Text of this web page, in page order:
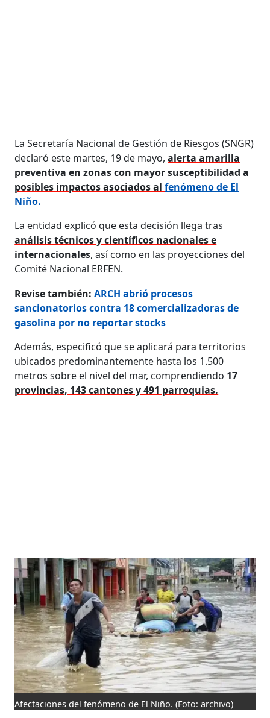
La Secretaría Nacional de Gestión de Riesgos (SNGR)
declaró este martes, 19 de mayo,alerta amarilla
preventiva en zonas con mayor susceptibilidad a
posibles impactos asociados alfenómeno de El
Niño.
La entidad explicó que esta decisión llega tras
análisis técnicos y científicos nacionales e
internacionales, así como en las proyecciones del
Comité Nacional ERFEN.
Revise también:ARCH abrió procesos
sancionatorios contra 18 comercializadoras de
gasolina por no reportar stocks
Además, especificó que se aplicará para territorios
ubicados predominantemente hasta los 1.500
metros sobre el nivel del mar, comprendiendo 17
provincias, 143 cantones y 491 parroquias.
Afectaciones del fenómeno de El Niño. (Foto: archivo)